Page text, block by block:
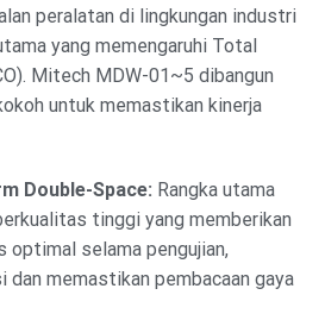
peralatan di lingkungan industri
yang memengaruhi Total
Mitech MDW-01~5 dibangun
untuk memastikan kinerja
Double-Space: Rangka utama
tinggi yang memberikan
selama pengujian,
dan memastikan pembacaan gaya